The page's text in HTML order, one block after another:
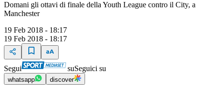
Domani gli ottavi di finale della Youth League contro il City, a
Manchester
19 Feb 2018 - 18:17
19 Feb 2018 - 18:17
Segui suSeguici su
whatsapp discover